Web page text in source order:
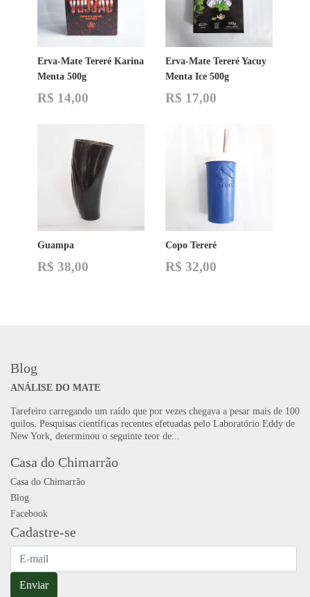
Erva-Mate Tereré Karina
Menta 500g
R$ 14,00
Erva-Mate Tereré Yacuy
Menta Ice 500g
R$ 17,00
Guampa
R$ 38,00
Copo Tereré
R$ 32,00
Blog
ANÁLISE DO MATE
Tarefeiro carregando um raído que por vezes chegava a pesar mais de 100
quilos. Pesquisas científicas recentes efetuadas pelo Laboratório Eddy de
New York, determinou o seguinte teor de...
Casa do Chimarrão
Casa do Chimarrão
Blog
Facebook
Cadastre-se
Enviar